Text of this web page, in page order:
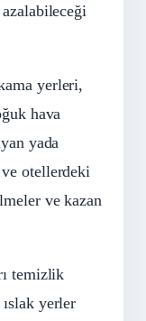
yerleri,
hava
yada
otellerdeki
ve kazan
temizlik
yerler